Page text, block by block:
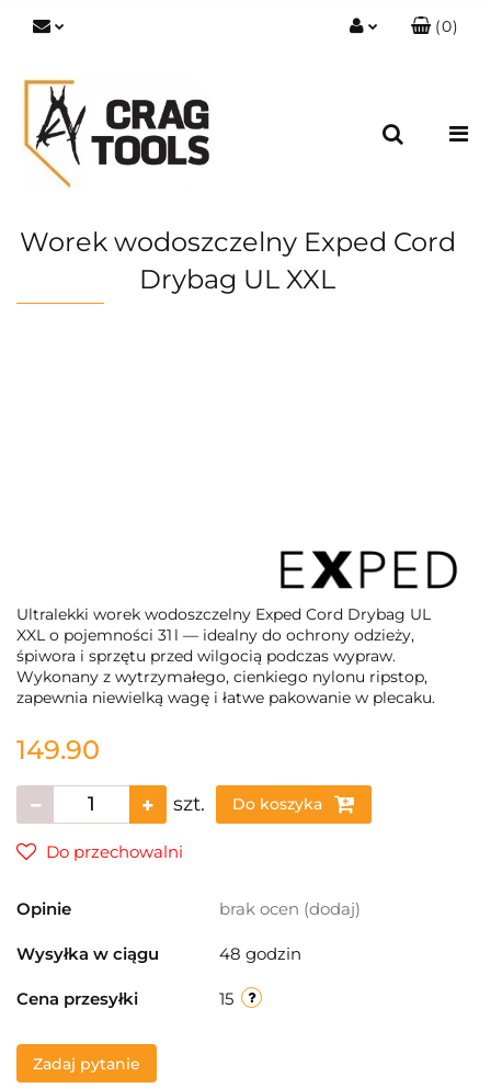
(0)
Worek wodoszczelny Exped Cord
Drybag UL XXL
Ultralekki worek wodoszczelny Exped Cord Drybag UL
XXL o pojemności 31 l — idealny do ochrony odzieży,
śpiwora i sprzętu przed wilgocią podczas wypraw.
Wykonany z wytrzymałego, cienkiego nylonu ripstop,
zapewnia niewielką wagę i łatwe pakowanie w plecaku.
149.90
szt. Do koszyka
Do przechowalni
Opinie brak ocen (dodaj)
Wysyłka w ciągu 48 godzin
Cena przesyłki 15
Zadaj pytanie